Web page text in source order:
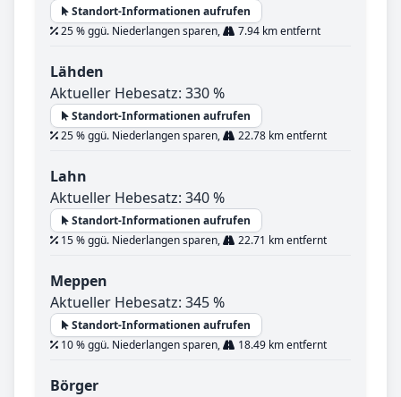
Standort-Informationen aufrufen
25 % ggü. Niederlangen sparen,
7.94 km entfernt
Lähden
Aktueller Hebesatz: 330 %
Standort-Informationen aufrufen
25 % ggü. Niederlangen sparen,
22.78 km entfernt
Lahn
Aktueller Hebesatz: 340 %
Standort-Informationen aufrufen
15 % ggü. Niederlangen sparen,
22.71 km entfernt
Meppen
Aktueller Hebesatz: 345 %
Standort-Informationen aufrufen
10 % ggü. Niederlangen sparen,
18.49 km entfernt
Börger